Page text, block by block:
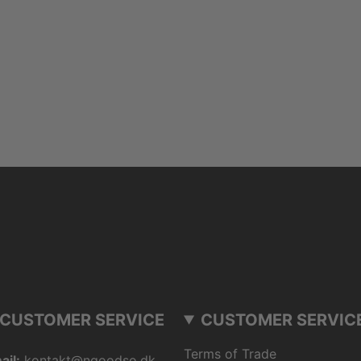
SERVICE CUSTOMER
Terms of Trade